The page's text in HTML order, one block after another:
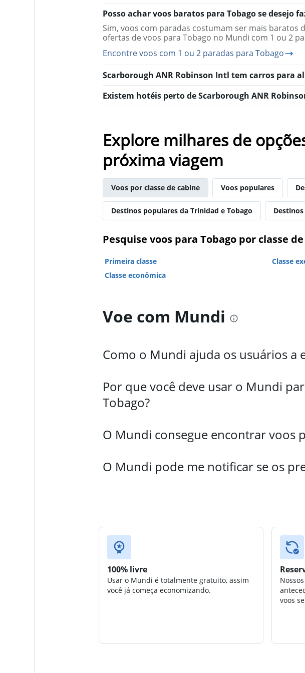
has
Y
axis
displaying
values.
Range:
0
to
300.
Posso achar voos baratos para Tobago se desejo
Sim, voos com paradas costumam ser mais baratos
ofertas de voos para Tobago no Mundi com 1 ou 2
Encontre voos com 1 ou 2 paradas para Tobago
Scarborough ANR Robinson Intl tem carros para
Existem hotéis perto de Scarborough ANR
Explore milhares de
próxima viagem
Voos por classe de cabine Voos populares
Destinos populares da Trinidad e Tobago
Pesquise voos para Tobago por classe
Primeira classe Classe
Classe econômica
Voe com Mundi
Como o Mundi ajuda os usuários a
Por que você deve usar o Mundi
Tobago?
O Mundi consegue encontrar voos
O Mundi pode me notificar se os
100% livre
Usar o Mundi é totalmente gratuito, assim
você já começa economizando.
voos